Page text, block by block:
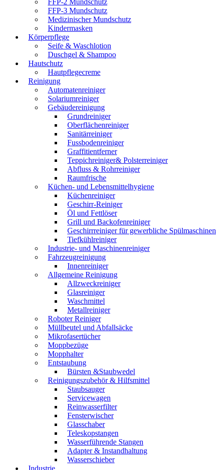
FFP-2 Mundschutz
FFP-3 Mundschutz
Medizinischer Mundschutz
Kindermasken
Körperpflege
Seife & Waschlotion
Duschgel & Shampoo
Hautschutz
Hautpflegecreme
Reinigung
Automatenreiniger
Solariumreiniger
Gebäudereinigung
Grundreiniger
Oberflächenreiniger
Sanitärreiniger
Fussbodenreiniger
Graffitientferner
Teppichreiniger& Polsterreiniger
Abfluss & Rohrreiniger
Raumfrische
Küchen- und Lebensmittelhygiene
Küchenreiniger
Geschirr-Reiniger
Öl und Fettlöser
Grill und Backofenreiniger
Geschirrreiniger für gewerbliche Spülmaschinen
Tiefkühlreiniger
Industrie- und Maschinenreiniger
Fahrzeugreinigung
Innenreiniger
Allgemeine Reinigung
Allzweckreiniger
Glasreiniger
Waschmittel
Metallreiniger
Roboter Reiniger
Müllbeutel und Abfallsäcke
Mikrofasertücher
Moppbezüge
Mopphalter
Entstaubung
Bürsten &Staubwedel
Reinigungszubehör & Hilfsmittel
Staubsauger
Servicewagen
Reinwasserfilter
Fensterwischer
Glasschaber
Teleskopstangen
Wasserführende Stangen
Adapter & Instandhaltung
Wasserschieber
Industrie